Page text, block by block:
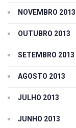
NOVEMBRO 2013
OUTUBRO 2013
SETEMBRO 2013
AGOSTO 2013
JULHO 2013
JUNHO 2013